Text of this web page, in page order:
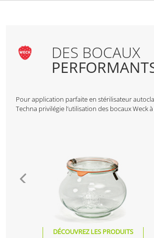
DES BOCAUX
Pour application parfaite en stérilisateur
Techna privilégie l’utilisation des bocaux Weck
DÉCOUVREZ LES PRODUITS